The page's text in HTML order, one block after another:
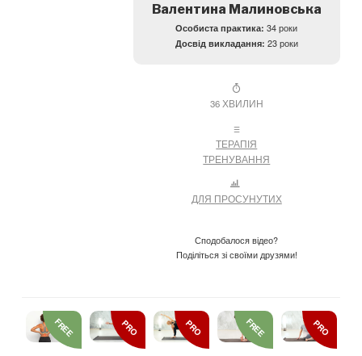
Валентина Малиновська
Особиста практика: 34 роки
Досвід викладання: 23 роки
36 ХВИЛИН
ТЕРАПІЯ
ТРЕНУВАННЯ
ДЛЯ ПРОСУНУТИХ
Сподобалося відео?
Поділіться зі своїми друзями!
FREE PRO PRO FREE PRO